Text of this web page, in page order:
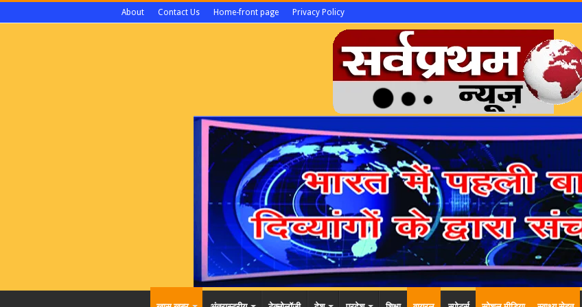
About Contact Us Home-front page Privacy Policy